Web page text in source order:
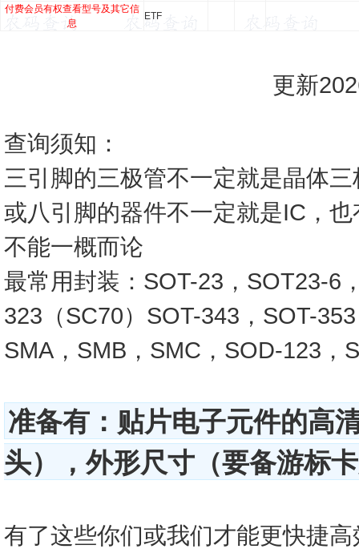
付费会员有权查看型号及其它信
息
ETF
更新
查询须知：
三引脚的三极管不一定就是晶体
或八引脚的器件不一定就是IC，
不能一概而论
最常用封装：SOT-23，SOT23-6
323（SC70）SOT-343，SOT-
SMA，SMB，SMC，SOD-123，
准备有：贴片电子元件的高
头），外形尺寸（要备游标
有了这些你们或我们才能更快捷